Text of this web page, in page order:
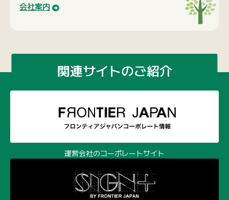
会社案内
関連サイトのご紹介
運営会社のコーポレートサイト